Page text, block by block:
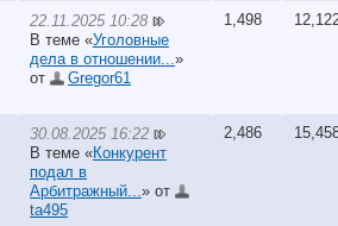
22.11.2025 10:28
В теме «Уголовные
дела в отношении... »
от
Gregor61
1,498
30.08.2025 16:22
В теме «Конкурент
подал в
Арбитражный... » от
ta495
2,486